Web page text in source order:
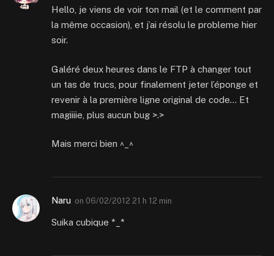
Hello, je viens de voir ton mail (et le comment par
la même occasion), et j’ai résolu le probleme hier
soir.
Galéré deux heures dans le FTP à changer tout
un tas de trucs, pour finalement jeter l’éponge et
revenir à la première ligne original de code… Et
magiiiie, plus aucun bug >.>
Mais merci bien ^_^
Naru on 06/02/2012 21 h 12 min
Suika cubique *_*